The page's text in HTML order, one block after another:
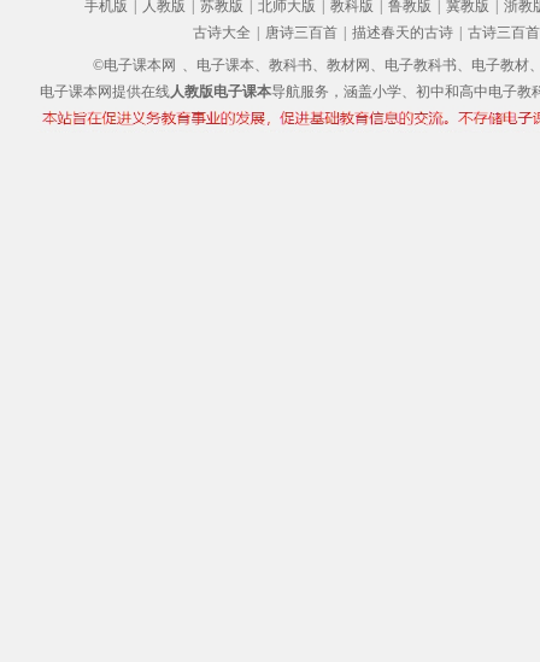
手机版
人教版 苏教版 北师大版 教科版 鲁教版 冀教版
浙教
古诗大全
唐诗三百首 描述春天的古诗
古诗三百首
©电子课本网 、电子课本、教科书、教材网、电子教科书、电子教材
电子课本网提供在线人教版电子课本导航服务，涵盖小学、初中和高中电子